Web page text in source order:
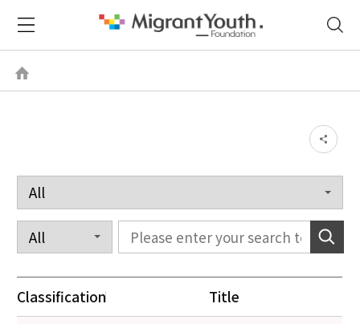
Classification Title